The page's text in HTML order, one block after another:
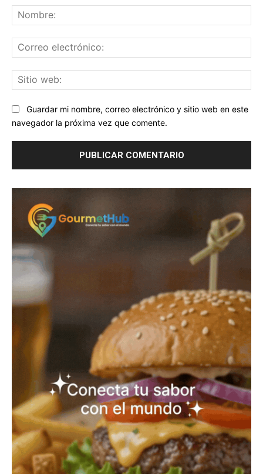
Guardar mi nombre, correo electrónico y sitio web en este
navegador la próxima vez que comente.